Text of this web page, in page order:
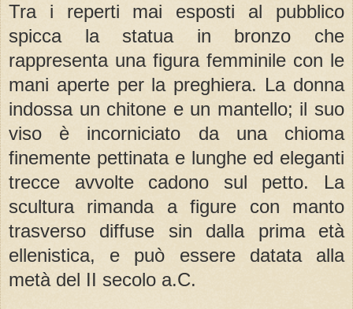
Tra i reperti mai esposti al pubblico
spicca la statua in bronzo che
rappresenta una figura femminile con le
mani aperte per la preghiera. La donna
indossa un chitone e un mantello; il suo
viso è incorniciato da una chioma
finemente pettinata e lunghe ed eleganti
trecce avvolte cadono sul petto. La
scultura rimanda a figure con manto
trasverso diffuse sin dalla prima età
ellenistica, e può essere datata alla
metà del II secolo a.C.